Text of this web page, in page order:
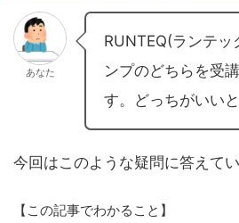
あなた
RUNTEQ(ランテッ
ンプのどちらを受
す。どっちがいい
今回はこのような疑問に答えてい
【この記事でわかること】